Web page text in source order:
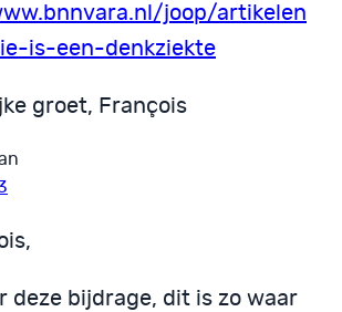
joop/artikelen
is-een-denkziekte
groet, François
deze bijdrage, dit is zo waar